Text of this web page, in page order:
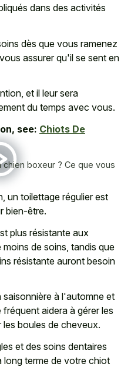
dans des activités
dès que vous ramenez
assurer qu'il se sent en
et il leur sera
du temps avec vous.
see: Chiots De
chien boxeur ? Ce que vous
un toilettage régulier est
bien-être.
plus résistante aux
de soins, tandis que
résistante auront besoin
à l'automne et
aidera à gérer les
boules de cheveux.
et des soins dentaires
long terme de votre chiot